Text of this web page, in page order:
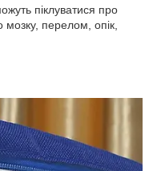
піклуватися про
мозку, перелом, опік,